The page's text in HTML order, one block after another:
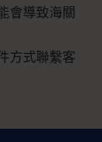
會導致海關
方式聯繫客